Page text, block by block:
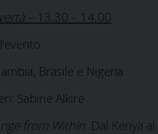
– 13.30 – 14.00
Brasile e Nigeria
Sabine Alkire
from Within. Dal Kenya